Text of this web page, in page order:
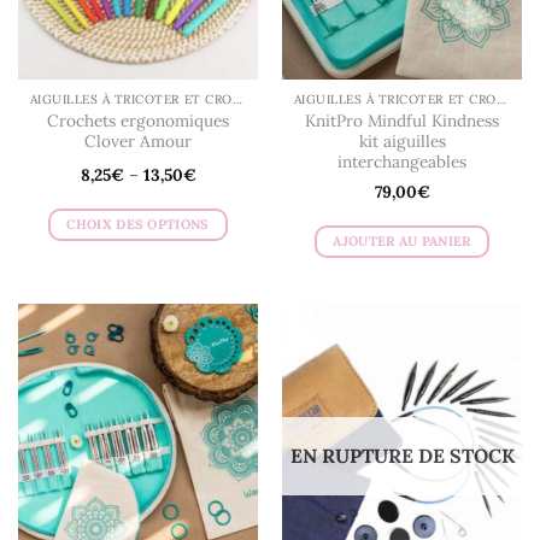
la
page
du
produit
AIGUILLES À TRICOTER ET CROCHETS
Crochets ergonomiques
Clover Amour
8,25€– 13,50€
CHOIX DES OPTIONS
a
plusieurs
variations.
Les
options
peuvent
être
choisies
sur
la
AIGUILLES À TRICOTER ET CROCHETS
KnitPro Mindful Kindness
kit aiguilles
interchangeables
79,00€
AJOUTER AU PANIER
EN RUPTURE DE STOCK